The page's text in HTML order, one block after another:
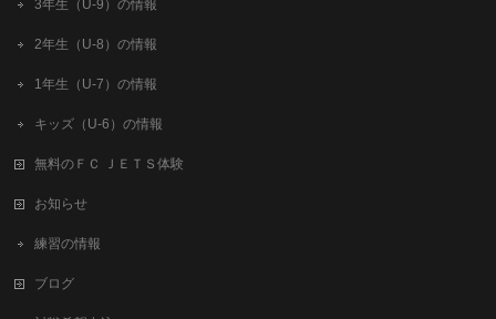
3年生（U-9）の情報
2年生（U-8）の情報
1年生（U-7）の情報
キッズ（U-6）の情報
無料のＦＣ ＪＥＴＳ体験
お知らせ
練習の情報
ブログ